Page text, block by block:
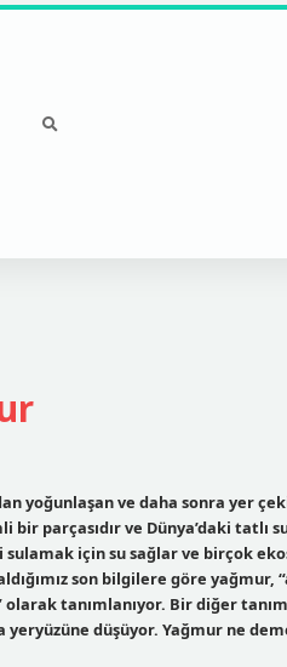
yoğunlaşan ve daha sonra yer
parçasıdır ve Dünya’daki tatlı
için su sağlar ve birçok
son bilgilere göre yağmur,
olarak tanımlanıyor. Bir diğer
düşüyor. Yağmur ne